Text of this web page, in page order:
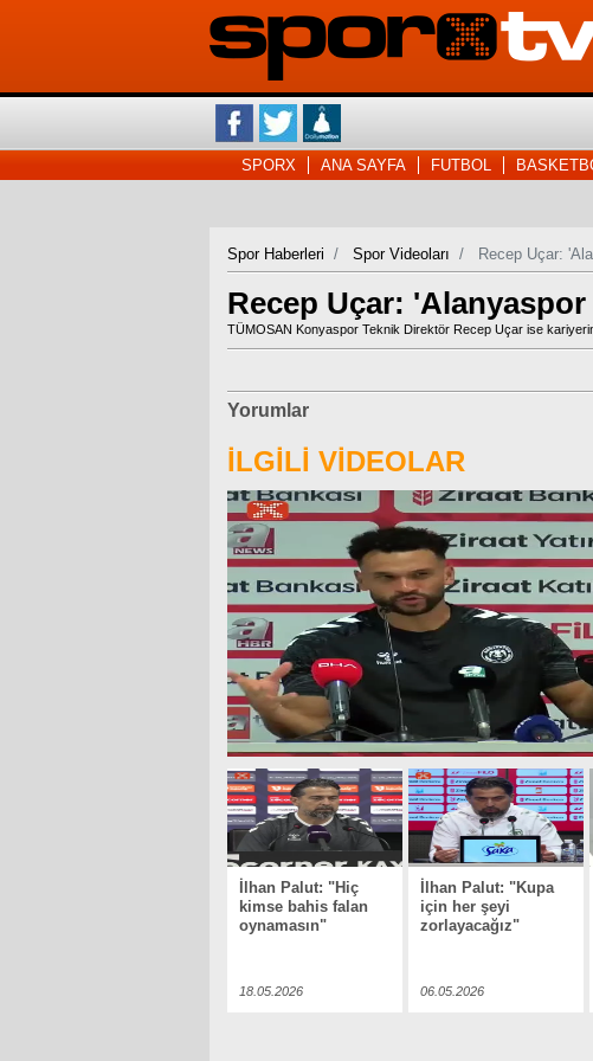
SPORX ANA SAYFA FUTBOL
Spor Haberleri Spor Videoları Recep Uçar:
Recep Uçar: 'Alanyaspor
TÜMOSAN Konyaspor Teknik Direktör Recep Uçar ise
Yorumlar
İLGİLİ VİDEOLAR
İlhan Palut: "Hiç
kimse bahis falan
oynamasın"
18.05.2026
İlhan Palut: "Kupa
için her şeyi
zorlayacağız"
06.05.2026